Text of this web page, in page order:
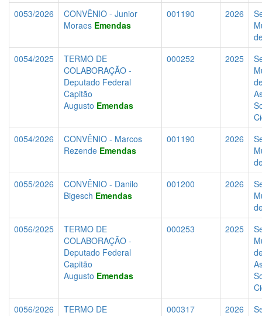
0053/2026
CONVÊNIO - Junior
Moraes Emendas
001190 2026
0054/2025
TERMO DE
COLABORAÇÃO -
Deputado Federal
Capitão
Augusto Emendas
000252 2025
0054/2026
CONVÊNIO - Marcos
Rezende Emendas
001190 2026
0055/2026
CONVÊNIO - Danilo
Bigesch Emendas
001200 2026
0056/2025
TERMO DE
COLABORAÇÃO -
Deputado Federal
Capitão
Augusto Emendas
000253 2025
0056/2026
TERMO DE
000317 2026